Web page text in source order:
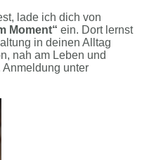
lade ich dich von
Moment“ ein. Dort lernst
in deinen Alltag
nah am Leben und
unter